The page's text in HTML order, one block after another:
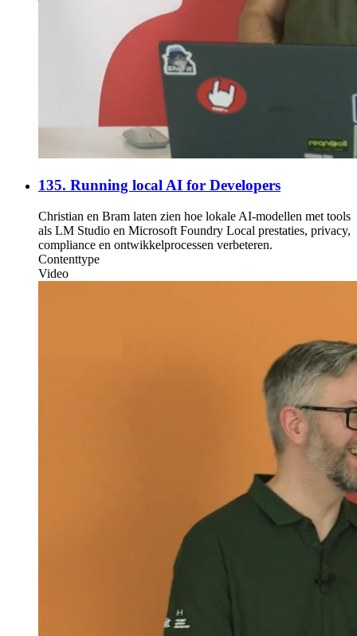
135. Running local AI for Developers
Christian en Bram laten zien hoe lokale AI-modellen met tools
als LM Studio en Microsoft Foundry Local prestaties, privacy,
compliance en ontwikkelprocessen verbeteren.
Contenttype
Video